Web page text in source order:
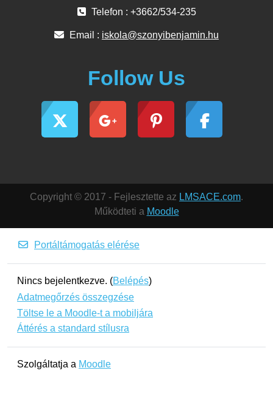
Telefon : +3662/534-235
Email : iskola@szonyibenjamin.hu
Follow Us
Copyright © 2017 - Fejlesztette az LMSACE.com.
Működteti a Moodle
Portáltámogatás elérése
Nincs bejelentkezve. (Belépés)
Adatmegőrzés összegzése
Töltse le a Moodle-t a mobiljára
Áttérés a standard stílusra
Szolgáltatja a Moodle